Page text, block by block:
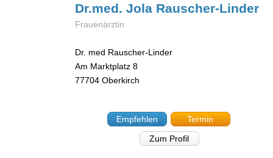
Dr.med. Jola Rauscher-Linder
Frauenärztin
Dr. med Rauscher-Linder
Am Marktplatz 8
77704Oberkirch
Empfehlen
Termin
Zum Profil